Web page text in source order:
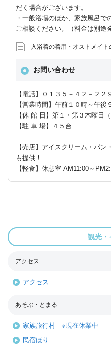
だく場合がございます。
・一般浴場のほか、家族風呂
ご相談ください。（料金は別途
入浴着の着用・オストメイト
お問い合わせ
【電話】０１３５－４２－２
【営業時間】午前１０時～午後
【休 館 日】第１・第３木曜日
【駐 車 場】４５台
【売店】アイスクリーム・パ
も提供！
【軽食】休憩室 AM11:00～
観光・
アクセス
アクセス
あそぶ・とまる
家族旅行村 ※現在休業中
民宿ほり